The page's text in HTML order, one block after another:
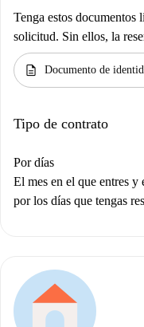
Tenga estos documentos
solicitud. Sin ellos, la
description Documento de
Tipo de contrato
Por días
El mes en el que entres y
por los días que tengas